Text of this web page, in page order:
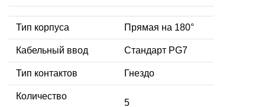
Тип корпуса Прямая на 180°
Кабельный ввод Стандарт PG7
Тип контактов Гнездо
Количество
5